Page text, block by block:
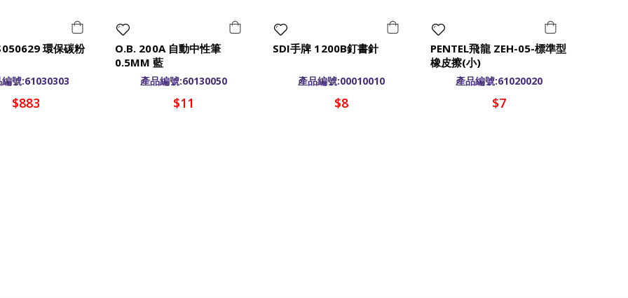
環保碳粉
號:61030303
$883
O.B. 200A 自動中性筆
0.5MM 藍
產品編號:60130050
$11
SDI手牌 1200B釘書針
產品編號:00010010
$8
PENTEL飛龍 ZEH-05-標準型
橡皮擦(小)
產品編號:61020020
$7